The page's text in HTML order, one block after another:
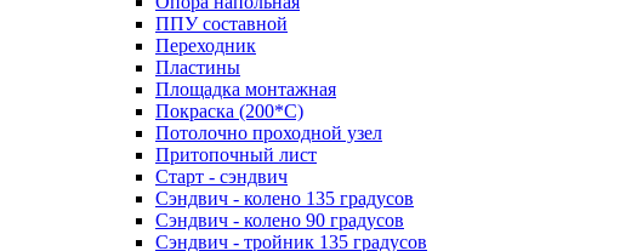
ППУ составной
Переходник
Пластины
Площадка монтажная
Покраска (200*С)
Потолочно проходной узел
Притопочный лист
Старт - сэндвич
Сэндвич - колено 135 градусов
Сэндвич - колено 90 градусов
Сэндвич - тройник 135 градусов